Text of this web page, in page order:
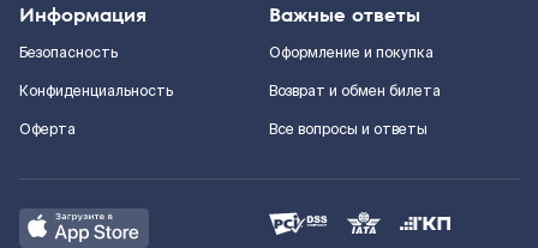
Информация
Безопасность
Конфиденциальность
Оферта
Важные ответы
Оформление и покупка
Возврат и обмен билета
Все вопросы и ответы